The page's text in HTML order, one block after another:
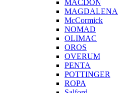
MACDON
MAGDALENA
McCormick
NOMAD
OLIMAC
OROS
OVERUM
PENTA
POTTINGER
ROPA